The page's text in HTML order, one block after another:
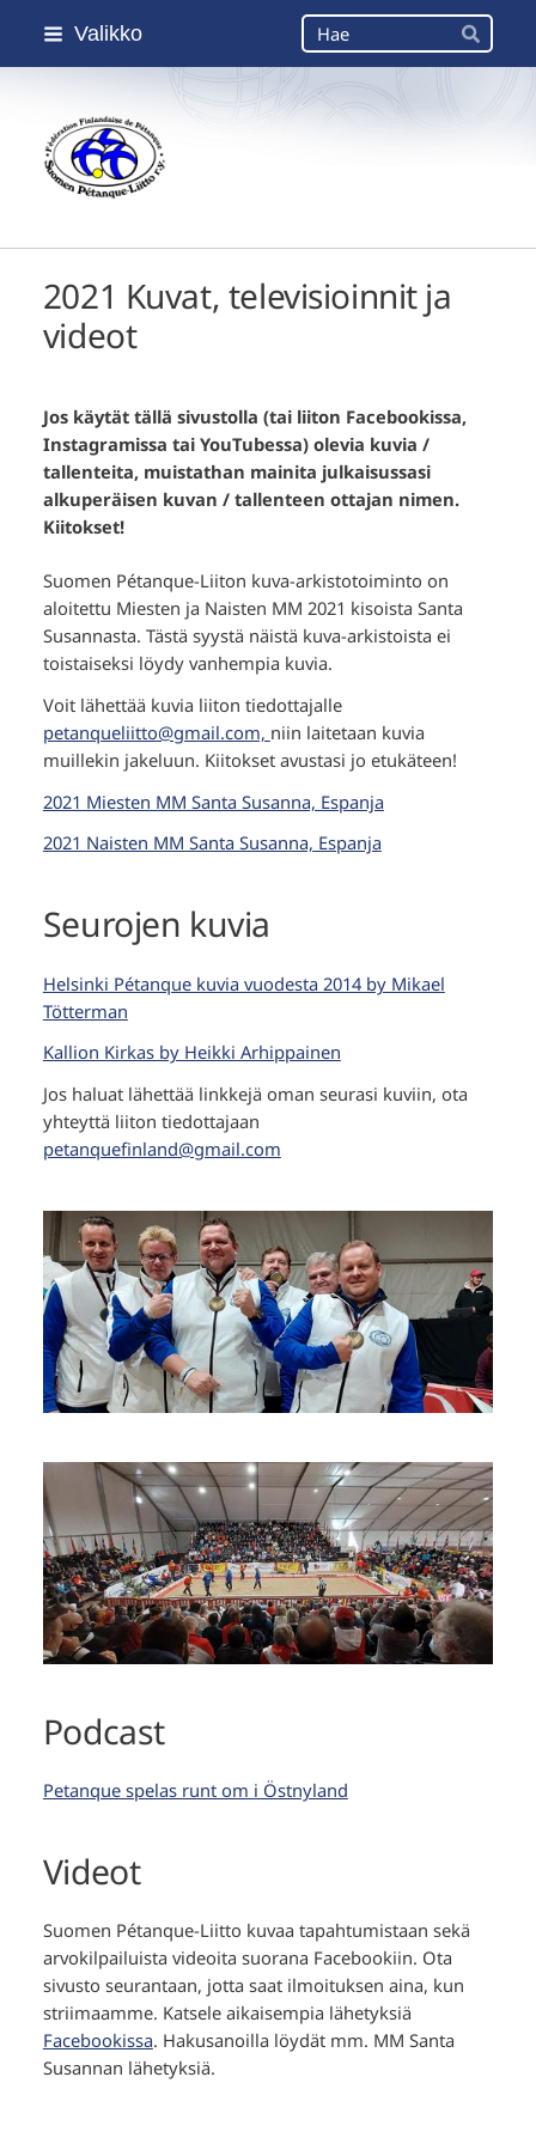
Siirry
Valikko Haku
Hae
Suomen Petanque-Liitto
2021 Kuvat, televisioinnit ja
videot
Jos käytät tällä sivustolla (tai liiton Facebookissa,
Instagramissa tai YouTubessa) olevia kuvia /
tallenteita, muistathan mainita julkaisussasi
alkuperäisen kuvan / tallenteen ottajan nimen.
Kiitokset!
Suomen Pétanque-Liiton kuva-arkistotoiminto on
aloitettu Miesten ja Naisten MM 2021 kisoista Santa
Susannasta. Tästä syystä näistä kuva-arkistoista ei
toistaiseksi löydy vanhempia kuvia.
Voit lähettää kuvia liiton tiedottajalle
petanqueliitto@gmail.com, niin laitetaan kuvia
muillekin jakeluun. Kiitokset avustasi jo etukäteen!
2021 Miesten MM Santa Susanna, Espanja
2021 Naisten MM Santa Susanna, Espanja
Seurojen kuvia
Helsinki Pétanque kuvia vuodesta 2014 by Mikael
Tötterman
Kallion Kirkas by Heikki Arhippainen
Jos haluat lähettää linkkejä oman seurasi kuviin, ota
yhteyttä liiton tiedottajaan
petanquefinland@gmail.com
Podcast
Petanque spelas runt om i Östnyland
Videot
Suomen Pétanque-Liitto kuvaa tapahtumistaan sekä
arvokilpailuista videoita suorana Facebookiin. Ota
sivusto seurantaan, jotta saat ilmoituksen aina, kun
striimaamme. Katsele aikaisempia lähetyksiä
Facebookissa. Hakusanoilla löydät mm. MM Santa
Susannan lähetyksiä.